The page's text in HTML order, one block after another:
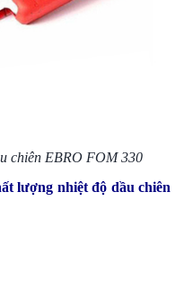
chiên EBRO FOM 330
lượng nhiệt độ dầu chiên